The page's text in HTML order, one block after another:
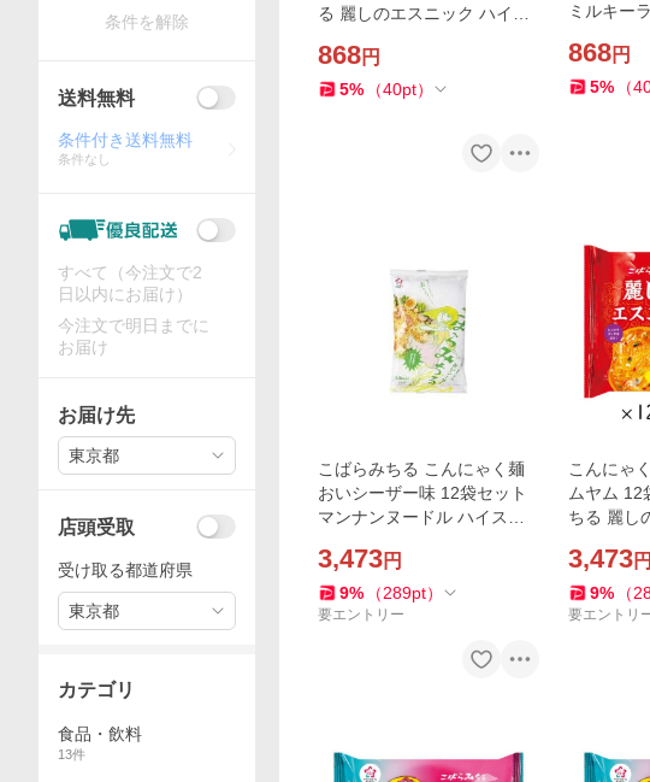
る 麗しのエスニック ハイス
868円
5% （40pt）
ミルキー
ポー ハイ
868円
5% （
こばらみちる こんにゃく麺
おいシーザー味 12袋セット
マンナンヌードル ハイスキ
3,473円
9% （289pt）
要エントリー
こんにゃ
ムヤム 12
ちる 麗し
3,473円
9% （
要エントリ
条件を解除
送料無料
条件付き送料無料
条件なし
すべて（今注文で2
日以内にお届け）
今注文で明日までに
お届け
お届け先
東京都
店頭受取
受け取る都道府県
東京都
カテゴリ
食品・飲料
13件